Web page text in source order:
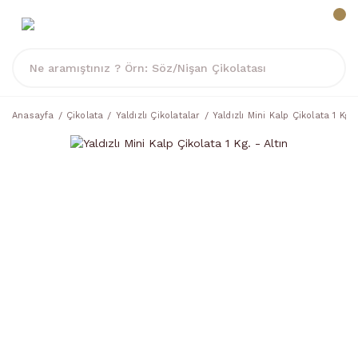
Anasayfa Çikolata Yaldızlı Çikolatalar Yaldızlı Mini Kalp Çikolata 1 Kg.